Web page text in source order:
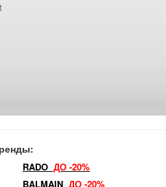
RADO ДО -20%
BALMAIN ДО -20%